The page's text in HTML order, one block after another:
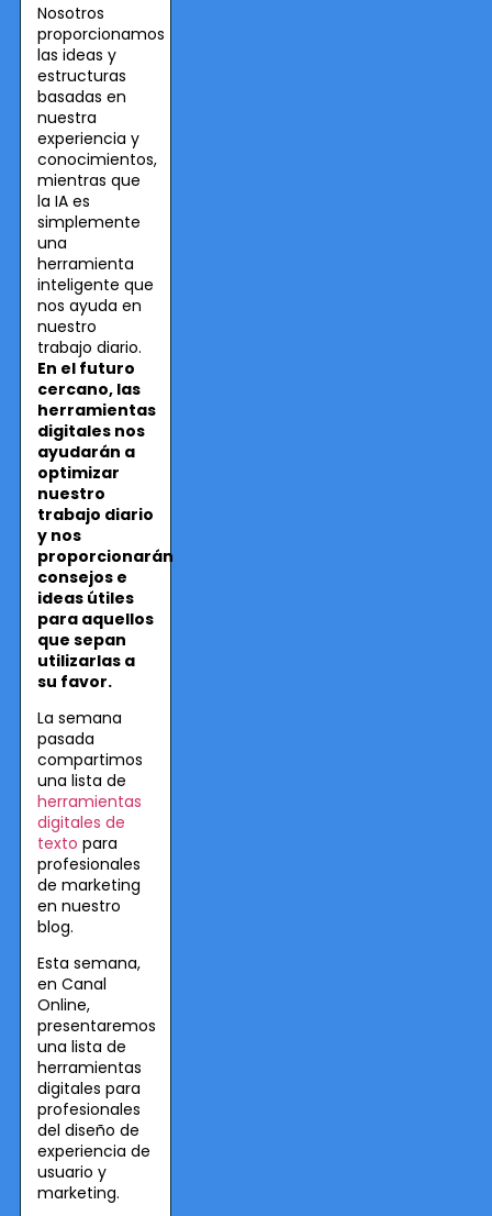
Nosotros
proporcionamos
las ideas y
estructuras
basadas en
nuestra
experiencia y
conocimientos,
mientras que
la IA es
simplemente
una
herramienta
inteligente que
nos ayuda en
nuestro
trabajo diario.
En el futuro
cercano, las
herramientas
digitales nos
ayudarán a
optimizar
nuestro
trabajo diario
y nos
proporcionarán
consejos e
ideas útiles
para aquellos
que sepan
utilizarlas a
su favor.
La semana
pasada
compartimos
una lista de
herramientas
digitales de
texto para
profesionales
de marketing
en nuestro
blog.
Esta semana,
en Canal
Online,
presentaremos
una lista de
herramientas
digitales para
profesionales
del diseño de
experiencia de
usuario y
marketing.